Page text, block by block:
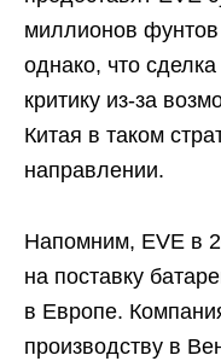
миллионов
однако, что
критику из-за
Китая в таком
направлении.
Напомним, EVE в
на поставку
в Европе.
производству в